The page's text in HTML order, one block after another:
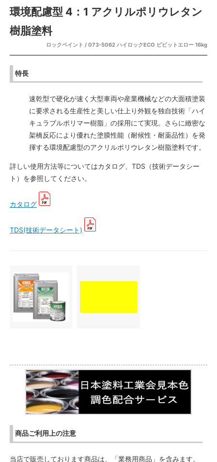
環境配慮型 4：1 アクリルポリウレタン
樹脂塗料
ロックペイント / 073-5062 ハイロックECO ビビットエロー 16kg
特長
速乾型で硬化が速く大型車両や産業機械などの大面積塗装
に要求される生産性と美しい仕上り外観を独自技術「ハイ
キュラブルポリマー樹脂」の採用にて実現。さらに緻密な
架橋反応により優れた塗膜性能（耐候性・耐薬品性）を発
揮する環境配慮型のアクリルポリウレタン樹脂塗料です。
詳しい使用方法等についてはカタログ、TDS（技術データシー
ト）を参照してください。
カタログ
TDS(技術データシート)
商品ご利用上の注意
当店で販売しております商品は、「業務用商品」を含みます。